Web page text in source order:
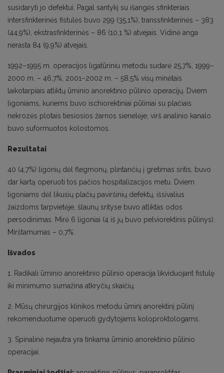
susidaryti jo defektui. Pagal santykį su išangės sfinkteriais
intersfinkterinės fistulės buvo 299 (35,1%), transsfinkterinės – 383
(44,9%), ekstrasfinkterinės – 86 (10,1 %) atvejais. Vidinė anga
nerasta 84 (9,9%) atvejais.
1992–1995 m. operacijos ligatūriniu metodu sudarė 25,7%, 1999–
2000 m. – 46,7%, 2001–2002 m. – 58,5% visų minėtais
laikotarpiais atliktų ūminio anorektinio pūlinio operacijų. Dviem
ligoniams, kuriems buvo ischiorektiniai pūliniai su plačiais
nekrozės plotais tiesiosios žarnos sienelėje, virš analinio kanalo
buvo suformuotos kolostomos.
Rezultatai
40 (4,7%) ligonių dėl flegmonų, plintančių į gretimas sritis, buvo
dar kartą operuoti tos pačios hospitalizacijos metu. Dviem
ligoniams dėl likusių plačių paviršinių defektų, išsivalius
žaizdoms tarpvietėje, šlaunų srityse buvo atliktas odos
persodinimas. Mirė 6 ligoniai (4 iš jų buvo pelviorektinis pūlinys).
Mirštamumas – 0,7%.
Išvados
1. Radikali ūminio anorektinio pūlinio operacija likviduojant fistulę
iki minimumo sumažina atkryčių skaičių.
2. Mūsų chirurgijos klinikos metodu ūminį anorektinį pūlinį
rekomenduotume operuoti gydytojams koloproktologams.
3. Spinalinė nejautra yra tinkama ūminio anorektinio pūlinio
operacijai.